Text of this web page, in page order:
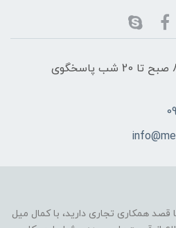
هفت روز هفته، از ساعت 8 صبح تا 20 شب پاسخگوی
قصد همکاری تجاری دارید، با کمال میل